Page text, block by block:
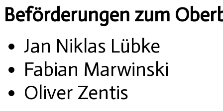
Beförderungen zum
Jan Niklas Lübke
Fabian Marwinski
Oliver Zentis